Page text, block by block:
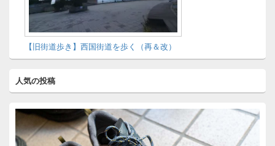
【旧街道歩き】西国街道を歩く（再＆改）
人気の投稿